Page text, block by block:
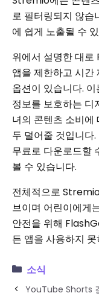
로 필터링되지 않습
에 쉽게 노출될 수
위에서 설명한 대
앱을 제한하고 시간
옵션이 있습니다.
정보를 보호하는 디
녀의 콘텐츠 소비에
두 덜어줄 것입니
무료로 다운로드할
볼 수 있습니다.
전체적으로
브이며 어린이에게
안전을 위해
든 앱을 사용하지
소식
YouTube Shorts